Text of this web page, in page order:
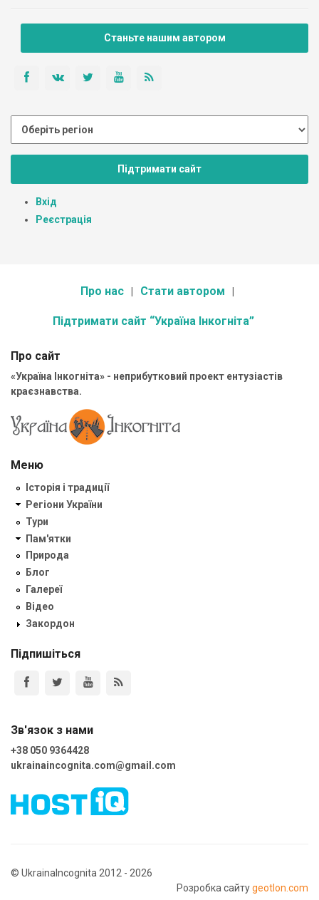
Станьте нашим автором
Підтримати сайт
Вхід
Реєстрація
Про нас Стати автором
Підтримати сайт “Україна Інкогніта”
Про сайт
«Україна Інкогніта» - неприбутковий проект ентузіастів
краєзнавства.
Меню
Історія і традиції
Регіони України
Тури
Пам'ятки
Природа
Блог
Галереї
Відео
Закордон
Підпишіться
Зв'язок з нами
+38 050 9364428
ukrainaincognita.com@gmail.com
© UkrainaIncognita 2012 - 2026
Розробка сайтуgeotlon.com